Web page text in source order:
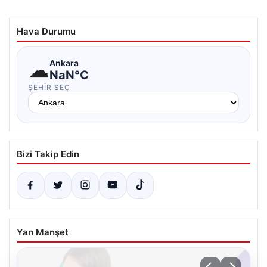
Hava Durumu
☁Ankara
NaN°C
ŞEHIR SEÇ
Bizi Takip Edin
Yan Manşet